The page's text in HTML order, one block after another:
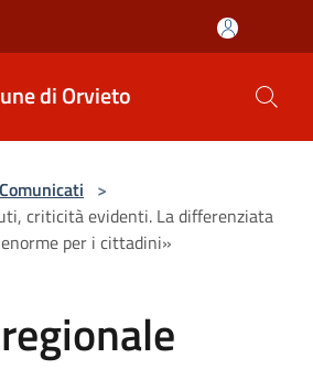
di Orvieto
Comunicati >
criticità evidenti. La differenziata
per i cittadini»